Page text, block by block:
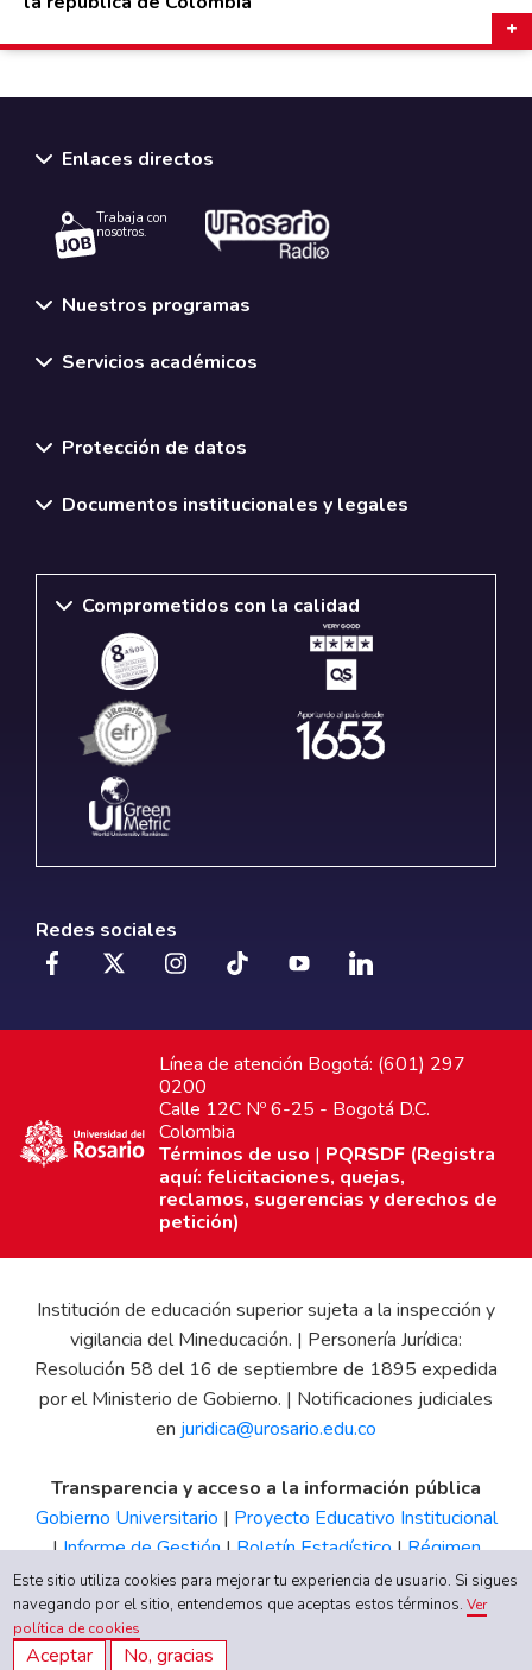
Enlaces directos
Trabaja con
nosotros.
Nuestros programas
Servicios académicos
Protección de datos
Documentos institucionales y legales
Comprometidos con la calidad
Redes sociales
Línea de atención Bogotá: (601) 297
0200
Calle 12C Nº 6-25 - Bogotá D.C.
Colombia
Términos de uso | PQRSDF (Registra
aquí: felicitaciones, quejas,
reclamos, sugerencias y derechos de
petición)
Institución de educación superior sujeta a la inspección y
vigilancia del Mineducación. | Personería Jurídica:
Resolución 58 del 16 de septiembre de 1895 expedida
por el Ministerio de Gobierno. | Notificaciones judiciales
en juridica@urosario.edu.co
Transparencia y acceso a la información pública
Gobierno Universitario | Proyecto Educativo Institucional
|Informe de Gestión|Boletín Estadístico|Régimen
Tributario|Estados Financieros |Código de Ética| Canal
de Integridad UR
Este sitio utiliza cookies para mejorar tu experiencia de usuario. Si sigues
navegando por el sitio, entendemos que aceptas estos términos.Ver
política de cookies
Aceptar No, gracias